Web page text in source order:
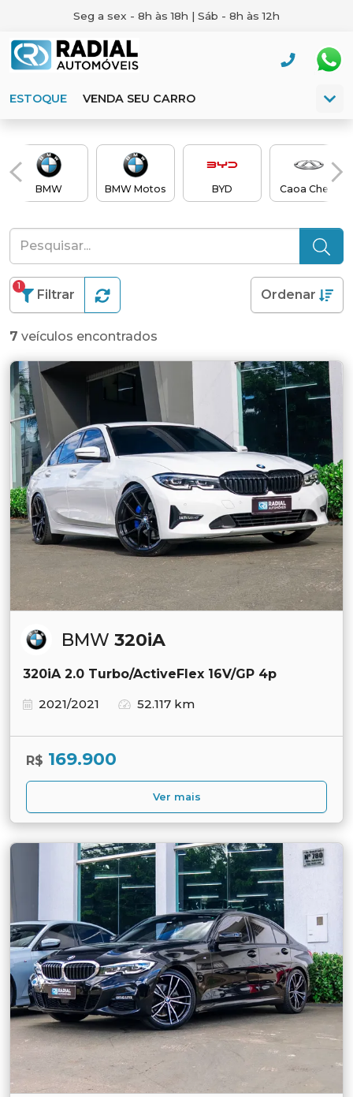
Seg a sex - 8h às 18h | Sáb - 8h às 12h
ESTOQUE VENDA SEU CARRO
BMW BMW Motos BYD Caoa Chery
Filtrar
1
Ordenar
7 veículos encontrados
BMW 320iA
320iA 2.0 Turbo/ActiveFlex 16V/GP 4p
2021/2021
52.117 km
R$ 169.900
Ver mais